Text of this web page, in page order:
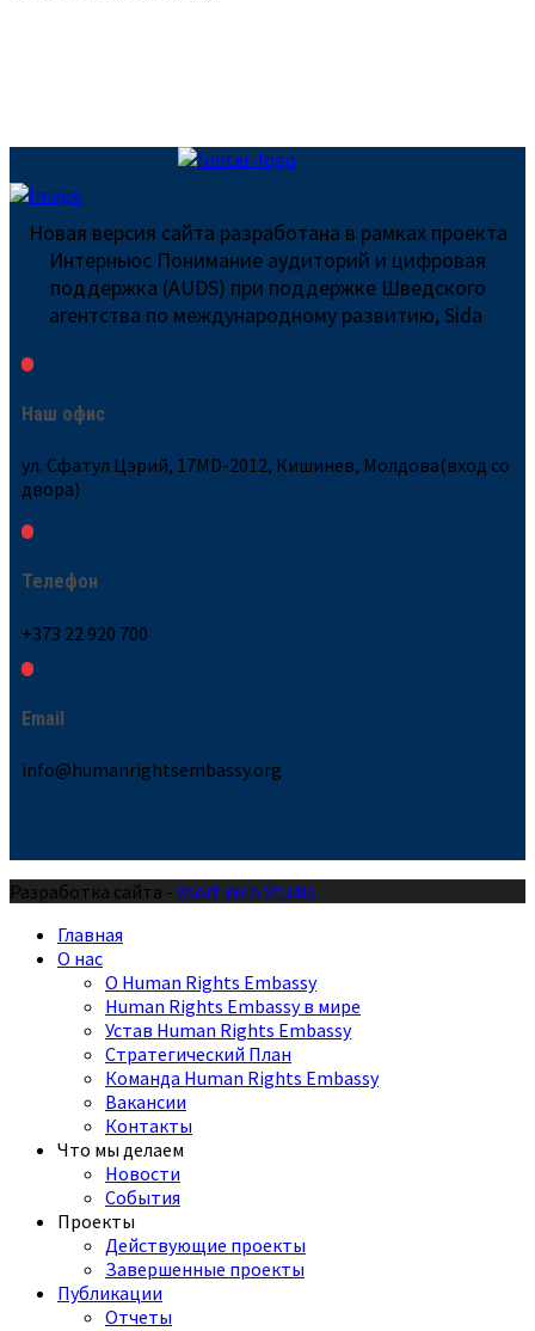
Новая версия сайта разработана в рамках проекта
Интерньюс Понимание аудиторий и цифровая
поддержка (AUDS) при поддержке Шведского
агентства по международному развитию, Sida
Наш офис
ул. Сфатул Цэрий, 17MD-2012, Кишинев, Молдова(вход со
двора)
Телефон
+373 22 920 700
Email
info@humanrightsembassy.org
Разработка сайта - Xsort Web Studio
Главная
О нас
О Human Rights Embassy
Human Rights Embassy в мире
Устав Human Rights Embassy
Стратегический План
Команда Human Rights Embassy
Вакансии
Контакты
Что мы делаем
Новости
События
Проекты
Действующие проекты
Завершенные проекты
Публикации
Отчеты